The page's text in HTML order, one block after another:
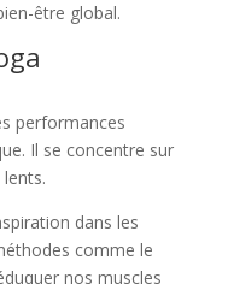
être global.
performances
Il se concentre sur
dans les
comme le
nos muscles